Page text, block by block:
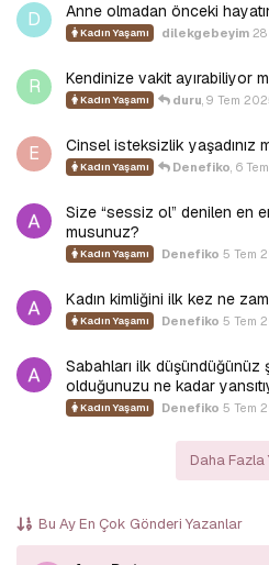
D Anne olmadan önceki
Kadın Yaşamı dilekgebeyim
R Kendinize vakit ayırabiliyor
Kadın Yaşamı duru,9 Tem
E Cinsel isteksizlik yaşadınız
Kadın Yaşamı Denefiko, 6
Size “sessiz ol” denilen en
musunuz?
Kadın Yaşamı Denefiko 5 Tem
Kadın kimliğini ilk kez ne
Kadın Yaşamı Denefiko 5 Tem
Sabahları ilk düşündüğünüz
olduğunuzu ne kadar
Kadın Yaşamı Denefiko 5 Tem
Daha Fazla
Bu Ay En Çok Gönderi Yazanlar